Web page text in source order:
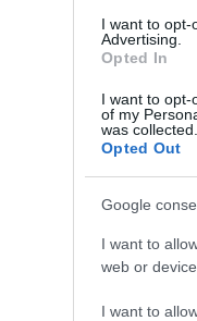
I want to opt-
Advertising.
Opted In
I want to opt-
of my
was collected.
Opted Out
Google
I want to
web or
I want to
Κοινωνία,Τοπική
Google
Προς το Προεδρείο